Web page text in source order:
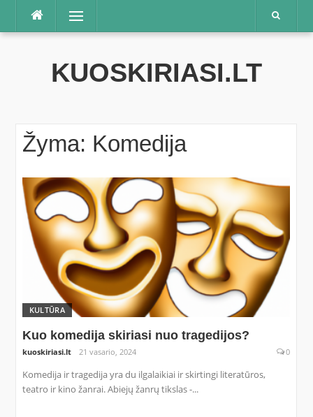
Praleisti
Meniu
KUOSKIRIASI.LT
Žyma: Komedija
KULTŪRA
Kuo komedija skiriasi nuo tragedijos?
kuoskiriasi.lt 21 vasario, 2024 0
Komedija ir tragedija yra du ilgalaikiai ir skirtingi literatūros,
teatro ir kino žanrai. Abiejų žanrų tikslas -...